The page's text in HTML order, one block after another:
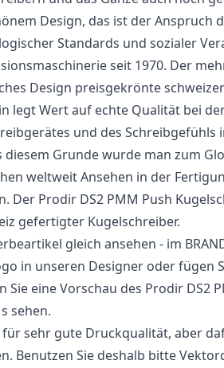
Design, das ist der Anspruch
Standards und sozialer
seit 1970. Der
Design preisgekrönte
legt Wert auf echte Qualität bei
und des
diesem Grunde wurde man zum
weltweit Ansehen in der
Der Prodir DS2 PMM Push
gefertigter Kugelschreiber.
gleich ansehen - im
in unseren Designer oder fügen
Sie eine Vorschau des Prodir DS2
sehen.
für sehr gute Druckqualität, aber
Benutzen Sie deshalb bitte